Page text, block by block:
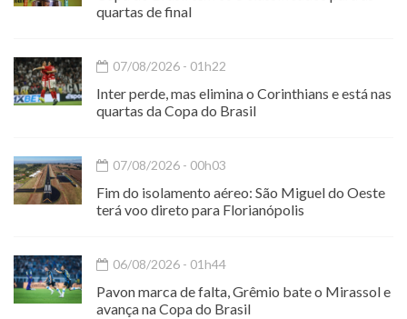
quartas de final
07/08/2026 - 01h22
Inter perde, mas elimina o Corinthians e está nas
quartas da Copa do Brasil
07/08/2026 - 00h03
Fim do isolamento aéreo: São Miguel do Oeste
terá voo direto para Florianópolis
06/08/2026 - 01h44
Pavon marca de falta, Grêmio bate o Mirassol e
avança na Copa do Brasil